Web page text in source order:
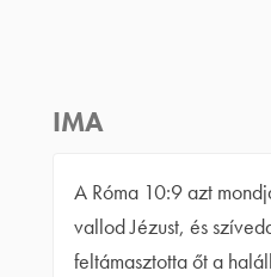
IMA
A Róma 10:9 azt
vallod Jézust, és
feltámasztotta őt a